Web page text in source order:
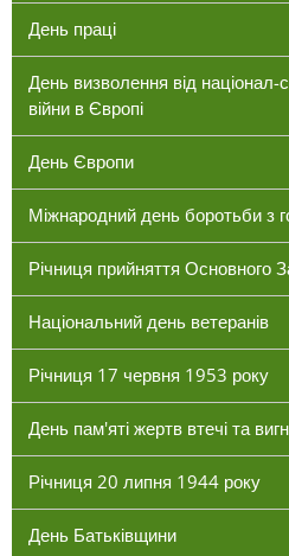
День праці
День визволення від націонал-
війни в Європі
День Європи
Міжнародний день боротьби з
Річниця прийняття Основного
Національний день ветеранів
Річниця 17 червня 1953 року
День пам'яті жертв втечі та
Річниця 20 липня 1944 року
День Батьківщини